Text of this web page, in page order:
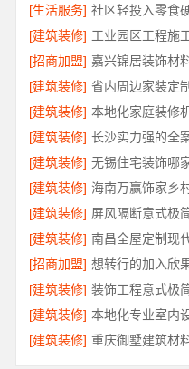
[生活服务]
[建筑装修]
[招商加盟]
[建筑装修]
[建筑装修]
[建筑装修]
[建筑装修]
[建筑装修] 海南万赢饰家乡
[建筑装修]
[建筑装修]
[招商加盟] 想转行的加入欣
[建筑装修] 装饰工程意式极
[建筑装修]
[建筑装修]